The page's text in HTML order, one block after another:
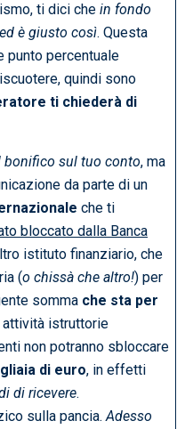
ti dici che in fondo
è giusto così. Questa
punto percentuale
quindi sono
ti chiederà di
bonifico sul tuo conto, ma
da parte di un
che ti
bloccato dalla Banca
istituto finanziario, che
(o chissà che altro!) per
somma che sta per
attività istruttorie
non potranno sbloccare
di euro, in effetti
di ricevere.
sulla pancia. Adesso